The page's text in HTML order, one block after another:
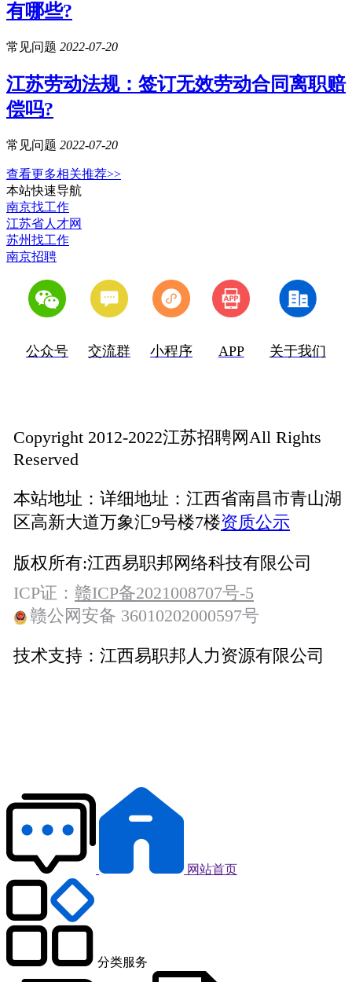
有哪些?
常见问题 2022-07-20
江苏劳动法规：签订无效劳动合同离职赔
偿吗?
常见问题 2022-07-20
查看更多相关推荐>>
本站快速导航
南京找工作
江苏省人才网
苏州找工作
南京招聘
公众号 交流群 小程序 APP 关于我们
Copyright 2012-2022江苏招聘网All Rights
Reserved
本站地址： 详细地址：江西省南昌市青山湖
区高新大道万象汇9号楼7楼资质公示
版权所有:江西易职邦网络科技有限公司
ICP证： 赣ICP备2021008707号-5
赣公网安备 36010202000597号
技术支持： 江西易职邦人力资源有限公司
网站首页
分类服务